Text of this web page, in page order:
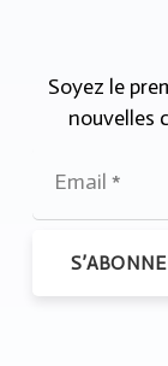
Soyez le
nouvelles